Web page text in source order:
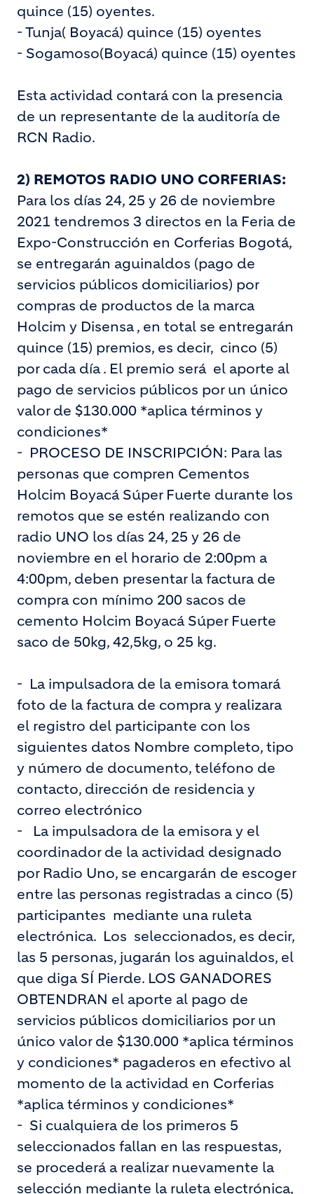
quince (15) oyentes.
- Tunja( Boyacá) quince (15) oyentes
- Sogamoso(Boyacá) quince (15) oyentes
Esta actividad contará con la presencia
de un representante de la auditoría de
RCN Radio.
2) REMOTOS RADIO UNO CORFERIAS:
Para los días 24, 25 y 26 de noviembre
2021 tendremos 3 directos en la Feria de
Expo-Construcción en Corferias Bogotá,
se entregarán aguinaldos (pago de
servicios públicos domiciliarios) por
compras de productos de la marca
Holcim y Disensa , en total se entregarán
quince (15) premios, es decir, cinco (5)
por cada día . El premio será el aporte al
pago de servicios públicos por un único
valor de $130.000 *aplica términos y
condiciones*
- PROCESO DE INSCRIPCIÓN: Para las
personas que compren Cementos
Holcim Boyacá Súper Fuerte durante los
remotos que se estén realizando con
radio UNO los días 24, 25 y 26 de
noviembre en el horario de 2:00pm a
4:00pm, deben presentar la factura de
compra con mínimo 200 sacos de
cemento Holcim Boyacá Súper Fuerte
saco de 50kg, 42,5kg, o 25 kg.
- La impulsadora de la emisora tomará
foto de la factura de compra y realizara
el registro del participante con los
siguientes datos Nombre completo, tipo
y número de documento, teléfono de
contacto, dirección de residencia y
correo electrónico
-
La impulsadora de la emisora y el
coordinador de la actividad designado
por Radio Uno, se encargarán de escoger
entre las personas registradas a cinco (5)
participantes mediante una ruleta
electrónica. Los seleccionados, es decir,
las 5 personas, jugarán los aguinaldos, el
que diga SÍ Pierde. LOS GANADORES
OBTENDRAN el aporte al pago de
servicios públicos domiciliarios por un
único valor de $130.000 *aplica términos
y condiciones* pagaderos en efectivo al
momento de la actividad en Corferias
*aplica términos y condiciones*
- Si cualquiera de los primeros 5
seleccionados fallan en las respuestas,
se procederá a realizar nuevamente la
selección mediante la ruleta electrónica,